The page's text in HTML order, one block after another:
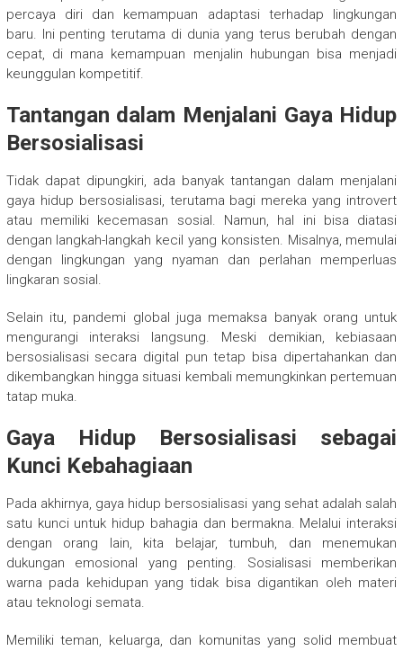
percaya diri dan kemampuan adaptasi terhadap lingkungan
baru. Ini penting terutama di dunia yang terus berubah dengan
cepat, di mana kemampuan menjalin hubungan bisa menjadi
keunggulan kompetitif.
Tantangan dalam Menjalani Gaya Hidup
Bersosialisasi
Tidak dapat dipungkiri, ada banyak tantangan dalam menjalani
gaya hidup bersosialisasi, terutama bagi mereka yang introvert
atau memiliki kecemasan sosial. Namun, hal ini bisa diatasi
dengan langkah-langkah kecil yang konsisten. Misalnya, memulai
dengan lingkungan yang nyaman dan perlahan memperluas
lingkaran sosial.
Selain itu, pandemi global juga memaksa banyak orang untuk
mengurangi interaksi langsung. Meski demikian, kebiasaan
bersosialisasi secara digital pun tetap bisa dipertahankan dan
dikembangkan hingga situasi kembali memungkinkan pertemuan
tatap muka.
Gaya Hidup Bersosialisasi sebagai
Kunci Kebahagiaan
Pada akhirnya, gaya hidup bersosialisasi yang sehat adalah salah
satu kunci untuk hidup bahagia dan bermakna. Melalui interaksi
dengan orang lain, kita belajar, tumbuh, dan menemukan
dukungan emosional yang penting. Sosialisasi memberikan
warna pada kehidupan yang tidak bisa digantikan oleh materi
atau teknologi semata.
Memiliki teman, keluarga, dan komunitas yang solid membuat